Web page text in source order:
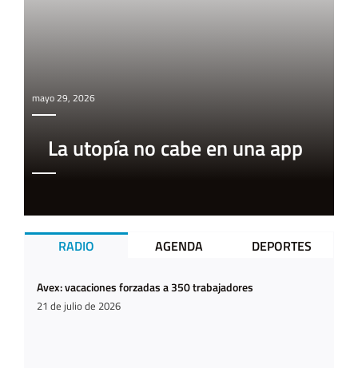
mayo 29, 2026
La utopía no cabe en una app
RADIO AGENDA DEPORTES
Avex: vacaciones forzadas a 350 trabajadores
21 de julio de 2026